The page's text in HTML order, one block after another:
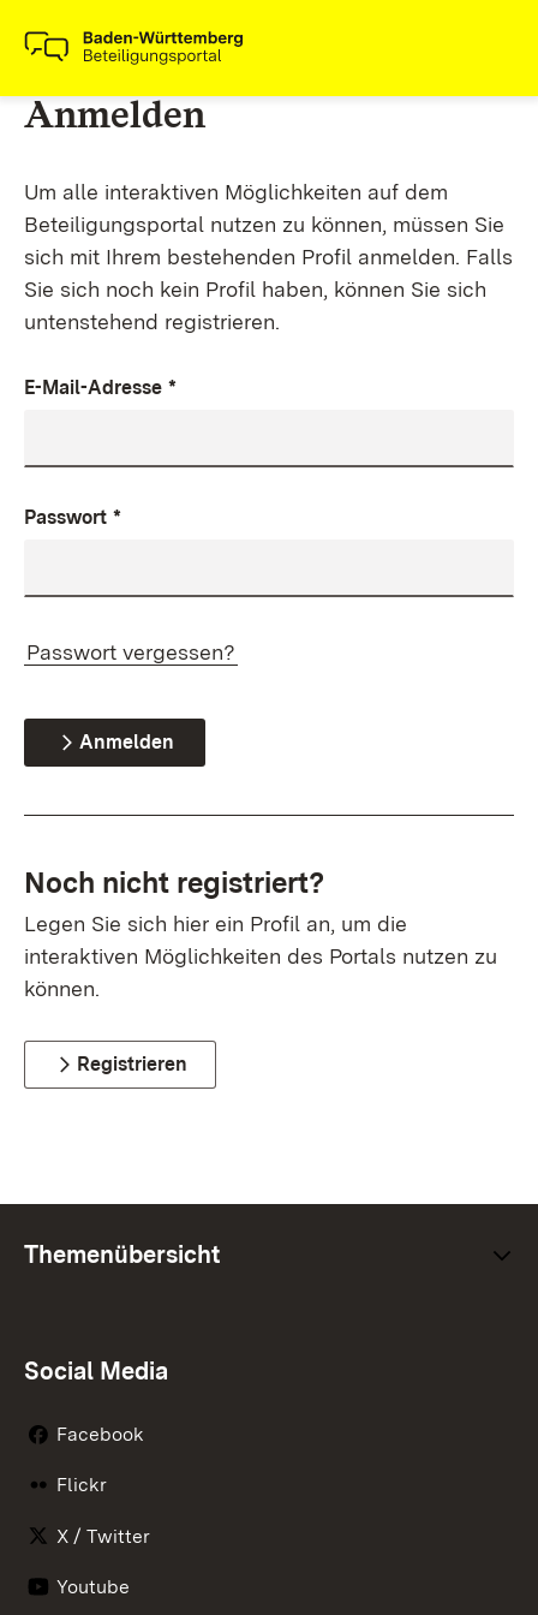
Anmelden
Um alle interaktiven Möglichkeiten auf dem
Beteiligungsportal nutzen zu können, müssen Sie
sich mit Ihrem bestehenden Profil anmelden. Falls
Sie sich noch kein Profil haben, können Sie sich
untenstehend registrieren.
E-Mail-Adresse *
Passwort *
Passwort vergessen?
Anmelden
Noch nicht registriert?
Legen Sie sich hier ein Profil an, um die
interaktiven Möglichkeiten des Portals nutzen zu
können.
Registrieren
Themenübersicht
Social Media
Facebook
Flickr
X / Twitter
Youtube